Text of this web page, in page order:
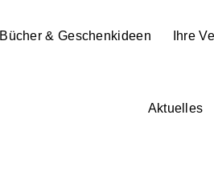
Bücher & Geschenkideen Ihre
Aktuelles